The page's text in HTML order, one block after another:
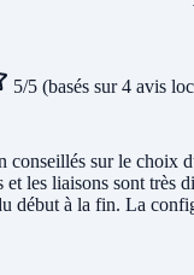
5/5 (basés sur 4 avis
conseillés sur le choix
les liaisons sont très
début à la fin. La